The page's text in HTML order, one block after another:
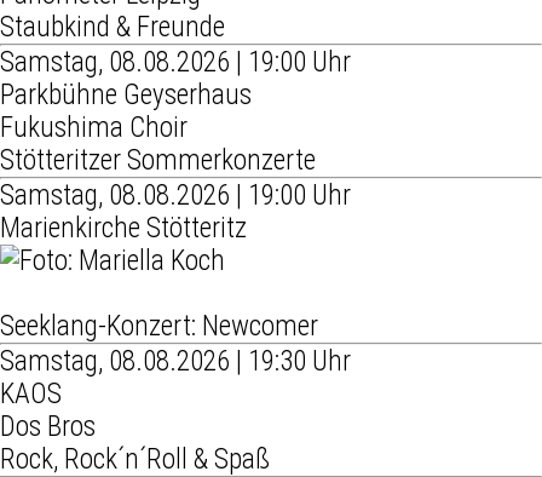
Staubkind & Freunde
Samstag, 08.08.2026 | 19:00 Uhr
Parkbühne Geyserhaus
Fukushima Choir
Stötteritzer Sommerkonzerte
Samstag, 08.08.2026 | 19:00 Uhr
Marienkirche Stötteritz
Seeklang-Konzert: Newcomer
Samstag, 08.08.2026 | 19:30 Uhr
KAOS
Dos Bros
Rock, Rock´n´Roll & Spaß